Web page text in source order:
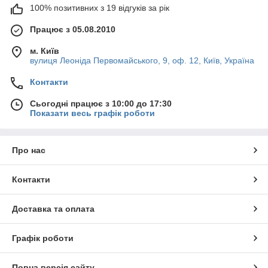
Николаевская обл., Сумская обл., Львовская обл., Черкасская
обл., Хмельницкая обл., Волынская обл., Ровенская обл.,
Ивано-Франковская обл., Тернопольская обл., Закарпатская
обл., Черновицкая обл.), для этого Вам нужно сделать
адресную доставку на наш сервис: г. Киев, ул. Леонида
Первомайского, 9, оф. 12 или же отправить на отделение
095-501-19-70.
100% позитивних з 19 відгуків за рік
Працює з 05.08.2010
м. Київ
вулиця Леоніда Первомайського, 9, оф. 12, Київ, Україна
Контакти
Сьогодні працює з 10:00 до 17:30
Показати весь графік роботи
Про нас
Контакти
Доставка та оплата
Графік роботи